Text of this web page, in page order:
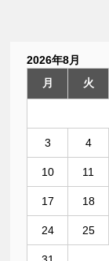
2026年8月
月
火
3 4
10 11
17 18
24 25